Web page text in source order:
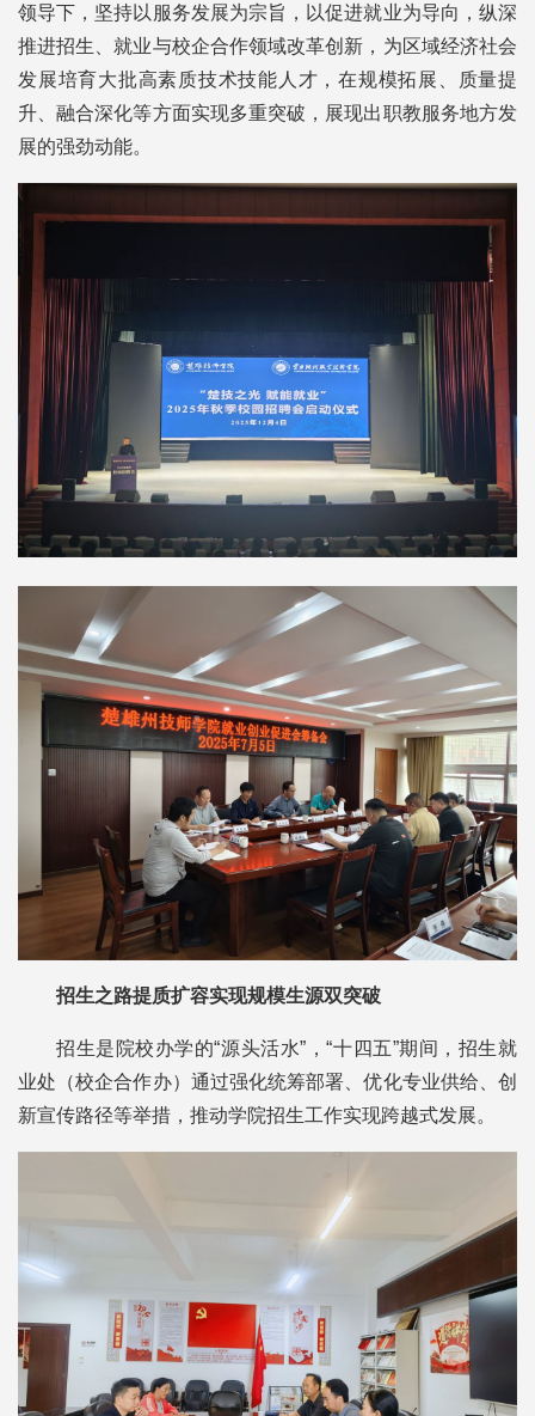
领导下，坚持以服务发展为宗旨，以促进就业为导向，纵深
推进招生、就业与校企合作领域改革创新，为区域经济社会
发展培育大批高素质技术技能人才，在规模拓展、质量提
升、融合深化等方面实现多重突破，展现出职教服务地方发
展的强劲动能。
招生之路提质扩容实现规模生源双突破
招生是院校办学的“源头活水”，“十四五”期间，招生就
业处（校企合作办）通过强化统筹部署、优化专业供给、创
新宣传路径等举措，推动学院招生工作实现跨越式发展。